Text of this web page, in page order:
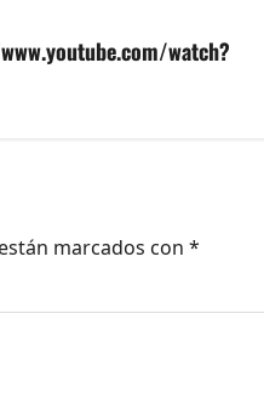
watch?
marcados con *